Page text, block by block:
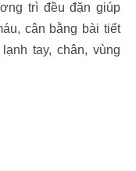
trì đều đặn giúp
cân bằng bài tiết
tay, chân, vùng